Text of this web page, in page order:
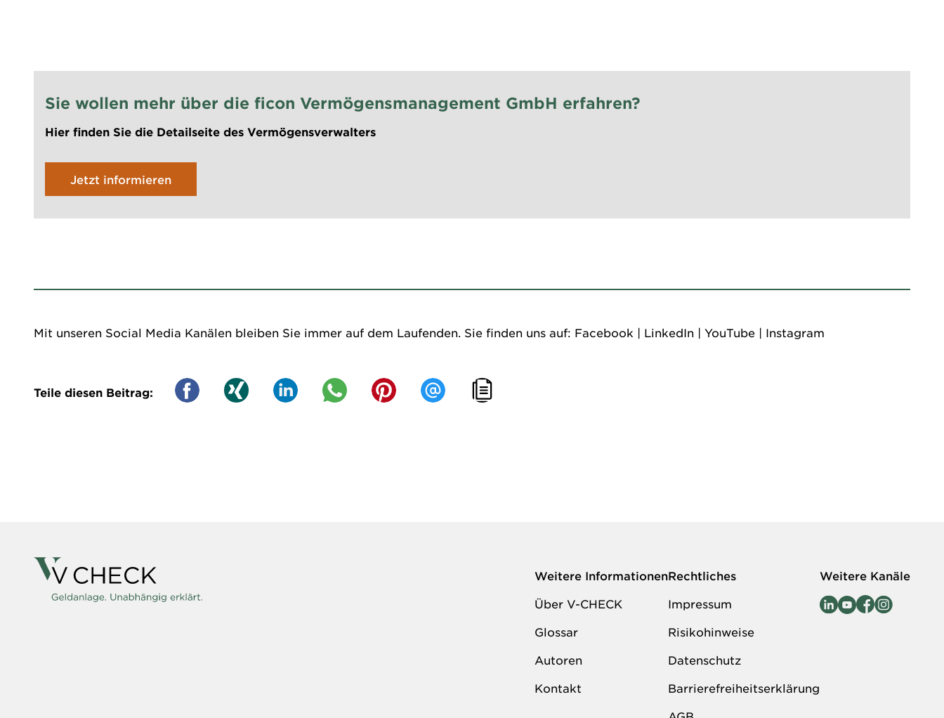
Sie wollen mehr über die ficon Vermögensmanagement GmbH erfahren?
Hier finden Sie die Detailseite des Vermögensverwalters
Jetzt informieren
Mit unseren Social Media Kanälen bleiben Sie immer auf dem Laufenden. Sie finden uns auf: Facebook | LinkedIn | YouTube | Instagram
Teile diesen Beitrag:
Weitere Informationen
Über V-CHECK
Glossar
Autoren
Kontakt
Rechtliches
Impressum
Risikohinweise
Datenschutz
Barrierefreiheitserklärung
Weitere Kanäle